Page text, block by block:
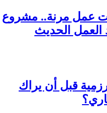
عمل مرنة.. مشروع
العمل الحديث
قبل أن يراك